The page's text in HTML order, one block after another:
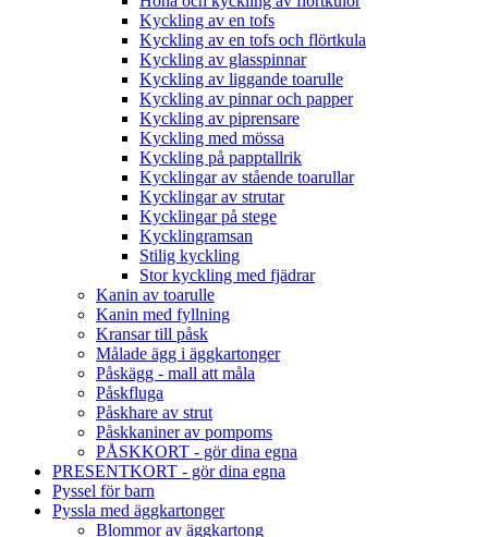
Kyckling av en tofs
Kyckling av en tofs och flörtkula
Kyckling av glasspinnar
Kyckling av liggande toarulle
Kyckling av pinnar och papper
Kyckling av piprensare
Kyckling med mössa
Kyckling på papptallrik
Kycklingar av stående toarullar
Kycklingar av strutar
Kycklingar på stege
Kycklingramsan
Stilig kyckling
Stor kyckling med fjädrar
Kanin av toarulle
Kanin med fyllning
Kransar till påsk
Målade ägg i äggkartonger
Påskägg - mall att måla
Påskfluga
Påskhare av strut
Påskkaniner av pompoms
PÅSKKORT - gör dina egna
PRESENTKORT - gör dina egna
Pyssel för barn
Pyssla med äggkartonger
Blommor av äggkartong